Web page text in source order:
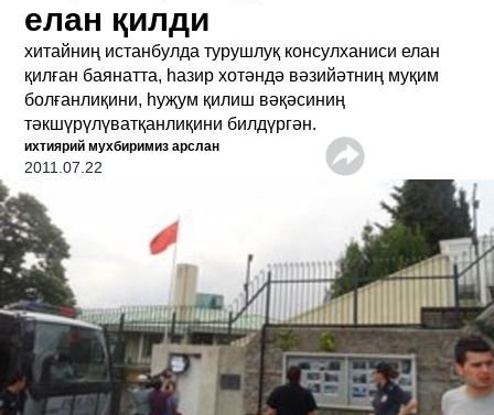
елан қилди
хитайниң истанбулда турушлуқ консулханиси елан
қилған баянатта, һазир хотәндә вәзийәтниң муқим
болғанлиқини, һуҗум қилиш вәқәсиниң
тәкшүрүлүватқанлиқини билдүргән.
ихтиярий мухбиримиз арслан
2011.07.22